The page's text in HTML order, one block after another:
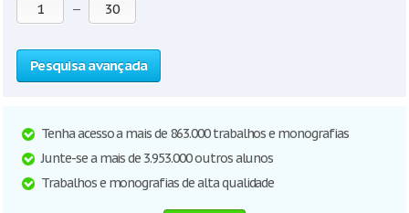
—
Pesquisa avançada
Tenha acesso a mais de 863.000 trabalhos e monografias
Junte-se a mais de 3.953.000 outros alunos
Trabalhos e monografias de alta qualidade